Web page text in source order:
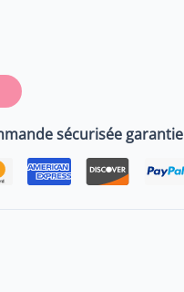
sécurisée garantie